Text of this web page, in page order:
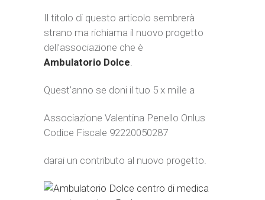
Il titolo di questo articolo sembrerà
strano ma richiama il nuovo progetto
dell’associazione che è
Ambulatorio Dolce.
Quest’anno se doni il tuo 5 x mille a
Associazione Valentina Penello Onlus
Codice Fiscale 92220050287
darai un contributo al nuovo progetto.